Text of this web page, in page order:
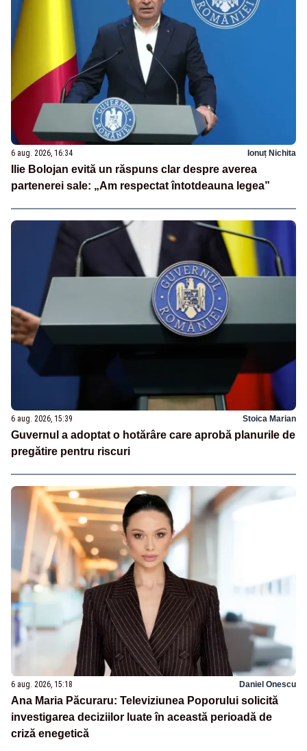
6 aug. 2026, 16:34 Ionuț Nichita
Ilie Bolojan evită un răspuns clar despre averea
partenerei sale: „Am respectat întotdeauna legea”
6 aug. 2026, 15:39 Stoica Marian
Guvernul a adoptat o hotărâre care aprobă planurile de
pregătire pentru riscuri
6 aug. 2026, 15:18 Daniel Onescu
Ana Maria Păcuraru: Televiziunea Poporului solicită
investigarea deciziilor luate în această perioadă de
criză enegetică